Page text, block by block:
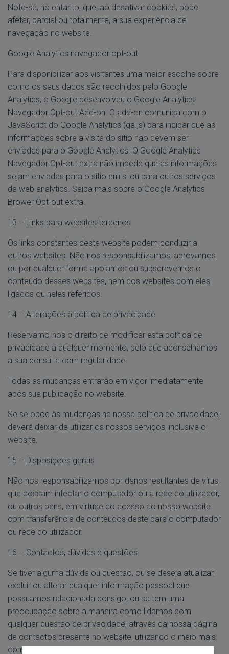
Note-se, no entanto, que, ao desativar cookies, pode
afetar, parcial ou totalmente, a sua experiência de
navegação no website.
Google Analytics navegador opt-out
Para disponibilizar aos visitantes uma maior escolha sobre
como os seus dados são recolhidos pelo Google
Analytics, o Google desenvolveu o Google Analytics
Navegador Opt-out Add-on. O add-on comunica com o
JavaScript do Google Analytics (ga.js) para indicar que as
informações sobre a visita do sítio não devem ser
enviadas para o Google Analytics. O Google Analytics
Navegador Opt-out extra não impede que as informações
sejam enviadas para o sítio em si ou para outros serviços
da web analytics. Saiba mais sobre o Google Analytics
Brower Opt-out extra.
13 – Links para websites terceiros
Os links constantes deste website podem conduzir a
outros websites. Não nos responsabilizamos, aprovamos
ou por qualquer forma apoiamos ou subscrevemos o
conteúdo desses websites, nem dos websites com eles
ligados ou neles referidos.
14 – Alterações à política de privacidade
Reservamo-nos o direito de modificar esta política de
privacidade a qualquer momento, pelo que aconselhamos
a sua consulta com regularidade.
Todas as mudanças entrarão em vigor imediatamente
após sua publicação no website.
Se se opõe às mudanças na nossa política de privacidade,
deverá deixar de utilizar os nossos serviços, inclusive o
website.
15 – Disposições gerais
Não nos responsabilizamos por danos resultantes de vírus
que possam infectar o computador ou a rede do utilizador,
ou outros bens, em virtude do acesso ao nosso website
com transferência de conteúdos deste para o computador
ou rede do utilizador.
16 – Contactos, dúvidas e questões
Se tiver alguma dúvida ou questão, ou se deseja atualizar,
excluir ou alterar qualquer informação pessoal que
possuamos relacionada consigo, ou se tem uma
preocupação sobre a maneira como lidamos com
qualquer questão de privacidade, através da nossa página
de contactos presente no website, utilizando o meio mais
conveniente e acessível às suas necessidades,